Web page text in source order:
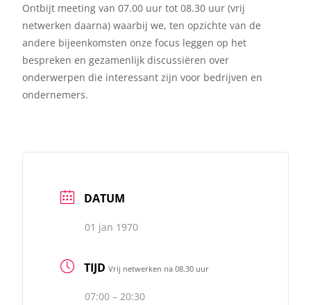
Ontbijt meeting van 07.00 uur tot 08.30 uur (vrij
netwerken daarna) waarbij we, ten opzichte van de
andere bijeenkomsten onze focus leggen op het
bespreken en gezamenlijk discussiëren over
onderwerpen die interessant zijn voor bedrijven en
ondernemers.
DATUM
01 jan 1970
TIJD Vrij netwerken na 08.30 uur
07:00 – 20:30